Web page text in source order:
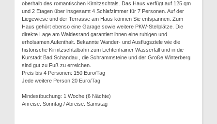
oberhalb des romantischen Kirnitzschtals. Das Haus verfügt auf 125 qm
und 2 Etagen über insgesamt 4 Schlafzimmer für 7 Personen. Auf der
Liegewiese und der Terrasse am Haus können Sie entspannen. Zum
Haus gehört ebenso eine Garage sowie weitere PKW-Stellplätze. Die
direkte Lage am Waldesrand garantiert ihnen eine ruhigen und
erholsamen Aufenthalt. Bekannte Wander- und Ausflugsziele wie die
historische Kirnitzschtalbahn zum Lichtenhainer Wasserfall und in die
Kurstadt Bad Schandau , die Schrammsteine und der Große Winterberg
sind gut zu Fuß zu erreichen.
Preis bis 4 Personen: 150 Euro/Tag
Jede weitere Person 20 Euro/Tag
Mindestbuchung: 1 Woche (6 Nächte)
Anreise: Sonntag / Abreise: Samstag